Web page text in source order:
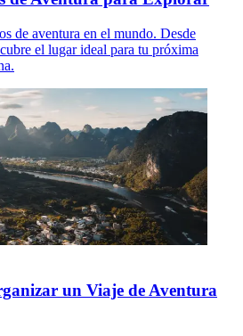
de aventura en el mundo. Desde
el lugar ideal para tu próxima
un Viaje de Aventura